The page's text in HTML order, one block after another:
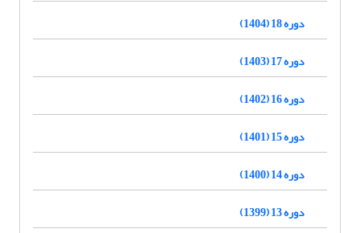
دوره 18 (1404)
دوره 17 (1403)
دوره 16 (1402)
دوره 15 (1401)
دوره 14 (1400)
دوره 13 (1399)